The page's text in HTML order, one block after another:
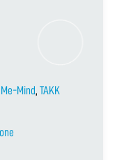
Me-Mind, TAKK